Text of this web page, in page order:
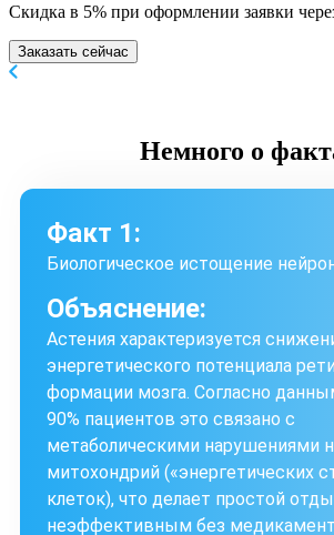
Скидка в 5% при оформлении заявки
Заказать сейчас
Немного о
Факт 1:
Биологическое истощение
Объяснение:
Астения характеризуется
энергетического потенциала
формации мозга. Согласно
90% пациентов это связано с
метаболическими нарушениями
митохондрий («энергетических
клеток), что делает простой
неэффективным без